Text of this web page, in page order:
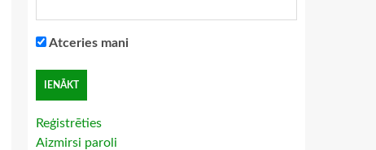
Atceries mani
Reģistrēties
Aizmirsi paroli